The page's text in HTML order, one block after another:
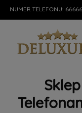
NUMER TELEFONU: